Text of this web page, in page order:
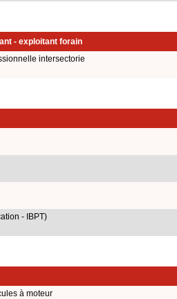
- exploitant forain
intersectorie
- IBPT)
à moteur